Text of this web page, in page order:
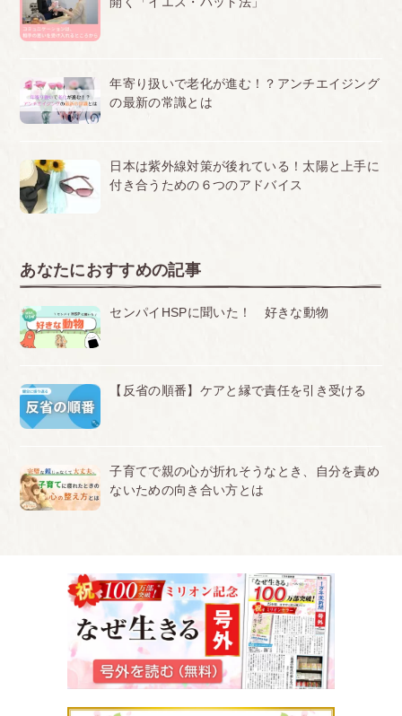
年寄り扱いで老化が進む！？アンチエイジング
の最新の常識とは
日本は紫外線対策が後れている！太陽と上手に
付き合うための６つのアドバイス
あなたにおすすめの記事
センパイHSPに聞いた！ 好きな動物
【反省の順番】ケアと縁で責任を引き受ける
子育てで親の心が折れそうなとき、自分を責め
ないための向き合い方とは